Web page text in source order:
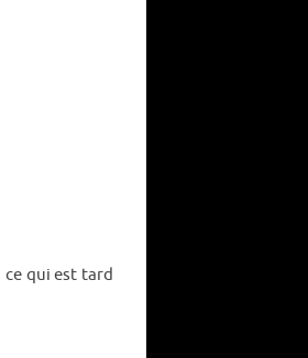
qui est tard